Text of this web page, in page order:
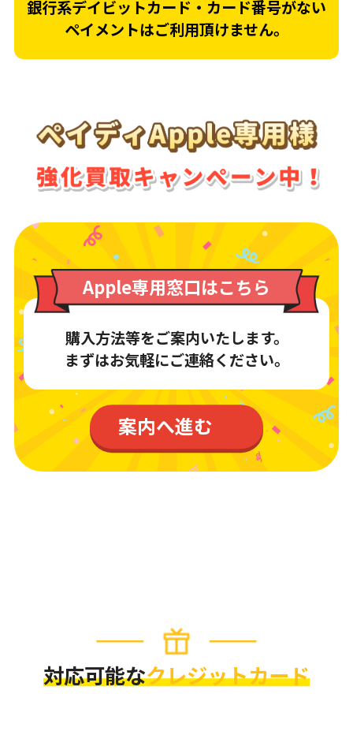
銀行系デイビットカード・カード番号がない
ペイメントはご利用頂けません。
ペイディApple専用様
強化買取キャンペーン中！
Apple専用窓口はこちら
購入方法等をご案内いたします。
まずはお気軽にご連絡ください。
案内へ進む
対応可能なクレジットカード